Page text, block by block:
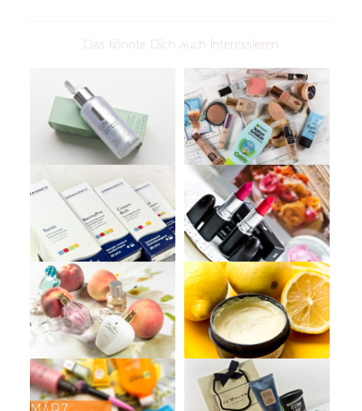
Das könnte Dich auch interessieren